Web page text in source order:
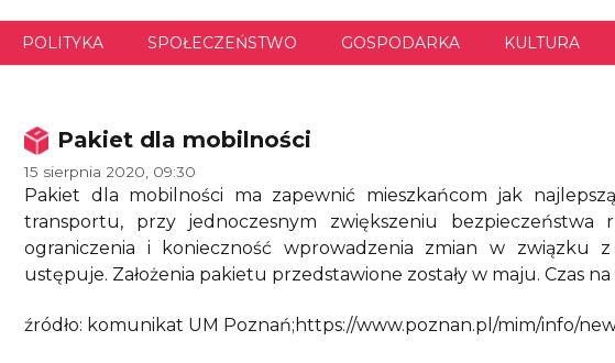
POLITYKA SPOŁECZEŃSTWO GOSPODARKA KULTURA
Pakiet dla mobilności
15 sierpnia 2020, 09:30
Pakiet dla mobilności ma zapewnić mieszkańcom jak
transportu, przy jednoczesnym zwiększeniu
ograniczenia i konieczność wprowadzenia zmian w związku
ustępuje. Założenia pakietu przedstawione zostały w maju. Czas
źródło: komunikat UM Poznań;https://www.poznan.pl/mim/info/